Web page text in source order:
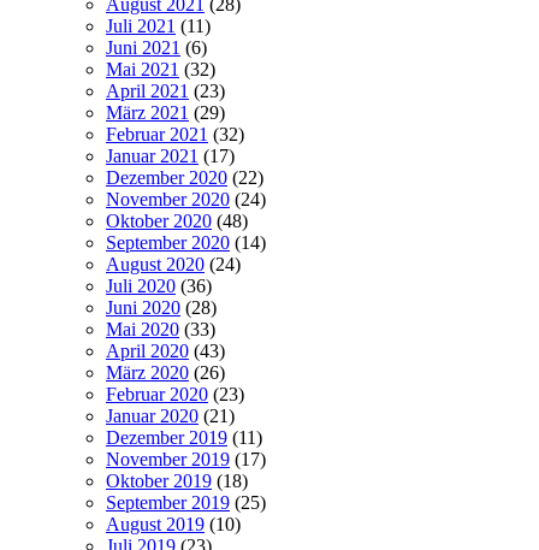
August 2021
(28)
Juli 2021 (11)
Juni 2021 (6)
Mai 2021 (32)
April 2021 (23)
März 2021 (29)
Februar 2021 (32)
Januar 2021 (17)
Dezember 2020 (22)
November 2020 (24)
Oktober 2020 (48)
September 2020 (14)
August 2020 (24)
Juli 2020 (36)
Juni 2020 (28)
Mai 2020 (33)
April 2020 (43)
März 2020 (26)
Februar 2020 (23)
Januar 2020 (21)
Dezember 2019 (11)
November 2019 (17)
Oktober 2019 (18)
September 2019 (25)
August 2019 (10)
Juli 2019 (23)